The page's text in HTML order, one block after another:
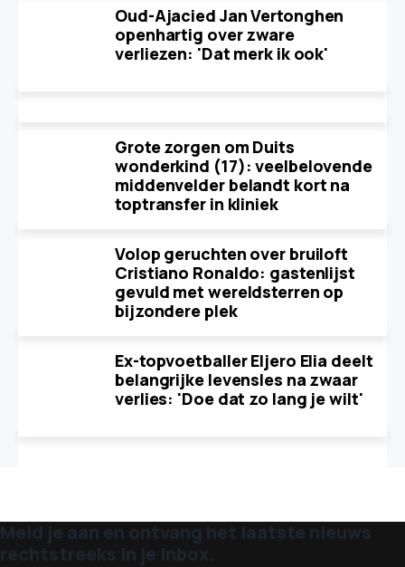
Oud-Ajacied Jan Vertonghen
openhartig over zware
verliezen: 'Dat merk ik ook'
Grote zorgen om Duits
wonderkind (17): veelbelovende
middenvelder belandt kort na
toptransfer in kliniek
Volop geruchten over bruiloft
Cristiano Ronaldo: gastenlijst
gevuld met wereldsterren op
bijzondere plek
Ex-topvoetballer Eljero Elia deelt
belangrijke levensles na zwaar
verlies: 'Doe dat zo lang je wilt'
Meld je aan en ontvang het laatste nieuws
rechtstreeks in je inbox.